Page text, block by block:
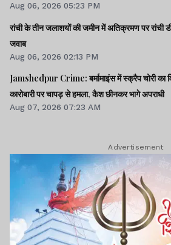
Aug 06, 2026 05:23 PM
रांची के तीन जलाशयों की जमीन में अतिक्रमण पर रांची
जवाब
Aug 06, 2026 02:13 PM
Jamshedpur Crime: बर्मामाइंस में स्क्रैप चोरी का
कारोबारी पर चापड़ से हमला, कैश छीनकर भागे अपराधी
Aug 07, 2026 07:23 AM
Advertisement